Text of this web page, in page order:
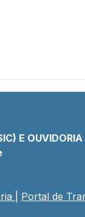
Em
E OUVIDORIA
Portal de